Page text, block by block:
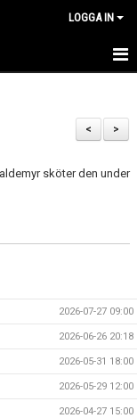
LOGGA IN
>
<
sköter den under
2026-07-27 09:00
2026-06-26 20:18
2026-05-31 18:00
2026-05-29 12:00
2026-04-27 15:00